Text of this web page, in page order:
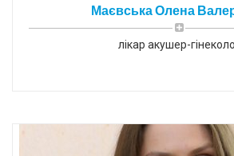
Маєвська Олена
лікар акушер-